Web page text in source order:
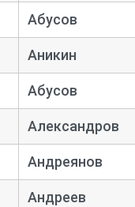
Абусов
Аникин
Абусов
Александров
Андреянов
Андреев